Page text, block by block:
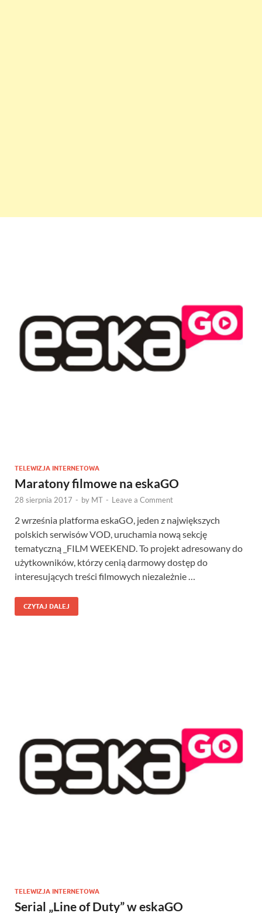
TELEWIZJA INTERNETOWA
Maratony filmowe na eskaGO
28 sierpnia 2017 - by MT - Leave a Comment
2 września platforma eskaGO, jeden z największych
polskich serwisów VOD, uruchamia nową sekcję
tematyczną _FILM WEEKEND. To projekt adresowany do
użytkowników, którzy cenią darmowy dostęp do
interesujących treści filmowych niezależnie …
CZYTAJ DALEJ
TELEWIZJA INTERNETOWA
Serial „Line of Duty” w eskaGO